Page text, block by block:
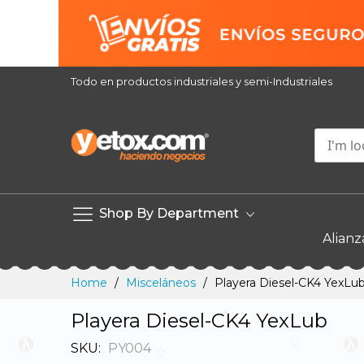
Todo en productos industriales y semi-Industriales
Shop By Department
Skip
Home Misceláneos Playera Diesel-CK4 YexLub
Playera Diesel-CK4 YexLub
SKU PY004